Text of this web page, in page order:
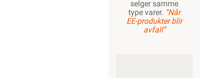
selger samme
type varer. “Når
EE-produkter blir
avfall”